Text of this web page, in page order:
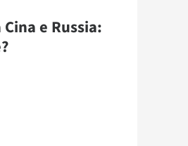
e Russia: